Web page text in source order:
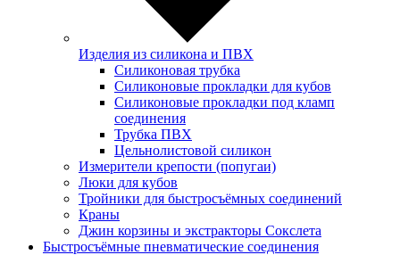
Изделия из силикона и ПВХ
Силиконовая трубка
Силиконовые прокладки для кубов
Силиконовые прокладки под кламп
соединения
Трубка ПВХ
Цельнолистовой силикон
Измерители крепости (попугаи)
Люки для кубов
Тройники для быстросъёмных соединений
Краны
Джин корзины и экстракторы Сокслета
Быстросъёмные пневматические соединения